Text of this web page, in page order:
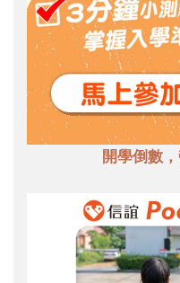
開學倒數